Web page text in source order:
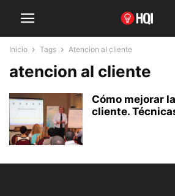
Inicio Tags Atencion al cliente
atencion al cliente
Cómo mejorar
cliente.